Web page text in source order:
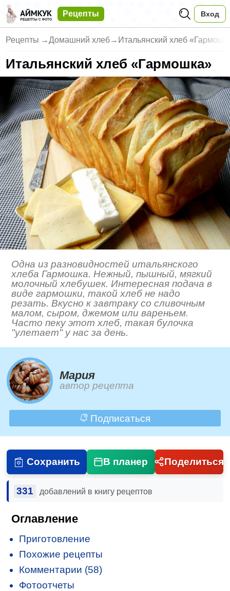
Рецепты Вход
Рецепты →Домашний хлеб→ Итальянский хлеб
Итальянский хлеб «Гармошка»
Одна из разновидностей итальянского
хлеба Гармошка. Нежный, пышный, мягкий
молочный хлебушек. Интересная подача в
виде гармошки, такой хлеб не надо
резать. Вкусно к завтраку со сливочным
малом, сыром, джемом или вареньем.
Часто пеку этот хлеб, такая булочка
"улетает" у нас за день.
Мария
автор рецепта
Подписаться
Сохранить В планер Поделиться
331 добавлений в книгу рецептов
Оглавление
Приготовление
Похожие рецепты
Комментарии (58)
Фотоотчеты